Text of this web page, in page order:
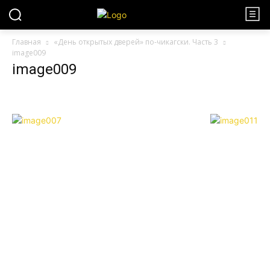
Главная
«День открытых дверей» по-чикагски. Часть 3
image009
image009